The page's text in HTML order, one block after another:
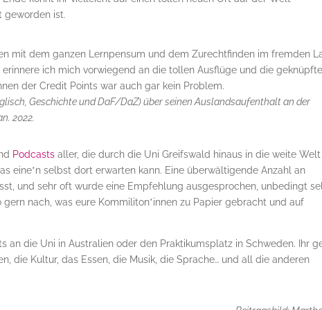
geworden ist.
mit dem ganzen Lernpensum und dem Zurechtfinden im fremden
ich mich vorwiegend an die tollen Ausflüge und die
der Credit Points war auch gar kein Problem.
Geschichte und DaF/DaZ) über seinen Auslandsaufenthalt an der
2022.
Podcasts aller, die durch die Uni Greifswald hinaus in die weite Welt
eine*n selbst dort erwarten kann. Eine überwältigende Anzahl an
und sehr oft wurde eine Empfehlung ausgesprochen, unbedingt
nach, was eure Kommiliton*innen zu Papier gebracht und auf
an die Uni in Australien oder den Praktikumsplatz in Schweden. Ihr
die Kultur, das Essen, die Musik, die Sprache… und all die anderen